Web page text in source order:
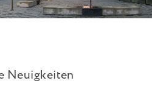
Neuigkeiten